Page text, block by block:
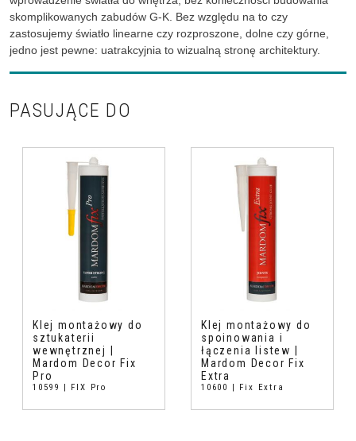
skomplikowanych zabudów G-K. Bez względu na to czy
zastosujemy światło linearne czy rozproszone, dolne czy górne,
jedno jest pewne: uatrakcyjnia to wizualną stronę architektury.
PASUJĄCE DO
Klej montażowy do
sztukaterii
wewnętrznej |
Mardom Decor Fix
Pro
10599 | FIX Pro
Klej montażowy do
spoinowania i
łączenia listew |
Mardom Decor Fix
Extra
10600 | Fix Extra